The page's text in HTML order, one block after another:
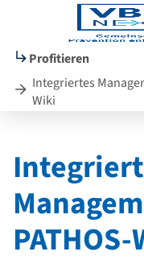
Navigation
im
Fußbereich
Profitieren
Integriertes
Wiki